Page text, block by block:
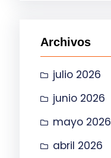
a
Archivos
julio 2026
junio 2026
mayo 2026
abril 2026